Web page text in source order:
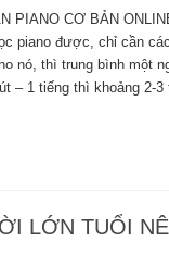
PIANO CƠ BẢN
piano được, chỉ cần
nó, thì trung bình một
– 1 tiếng thì khoảng 2-3
LỚN TUỔI